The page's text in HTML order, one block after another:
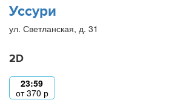
Уссури
ул. Светланская, д. 31
2D
23:59
от370 р